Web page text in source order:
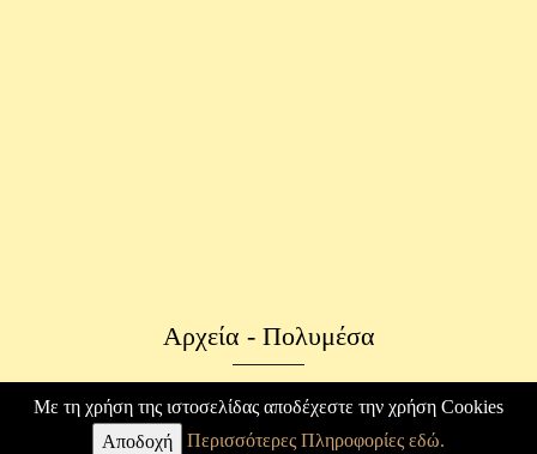
Αρχεία - Πολυμέσα
Φωτογραφικό Αρχείο
Με τη χρήση της ιστοσελίδας αποδέχεστε την χρήση Cookies
Αποδοχή
Περισσότερες Πληροφορίες εδώ.